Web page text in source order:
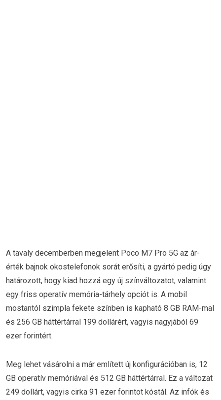
A tavaly decemberben megjelent Poco M7 Pro 5G az ár-
érték bajnok okostelefonok sorát erősíti, a gyártó pedig úgy
határozott, hogy kiad hozzá egy új színváltozatot, valamint
egy friss operatív memória-tárhely opciót is. A mobil
mostantól szimpla fekete színben is kapható 8 GB RAM-mal
és 256 GB háttértárral 199 dollárért, vagyis nagyjából 69
ezer forintért.
Meg lehet vásárolni a már említett új konfigurációban is, 12
GB operatív memóriával és 512 GB háttértárral. Ez a változat
249 dollárt, vagyis cirka 91 ezer forintot kóstál. Az infók és